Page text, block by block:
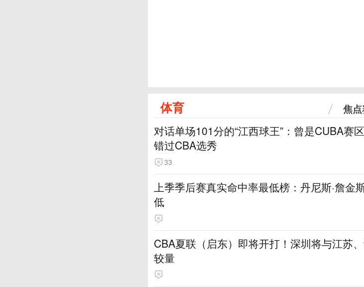
体育 焦
对话单场101分的“江西球王”：曾是CUBA赛
错过CBA选秀
33
上季季后赛真实命中率最低榜：丹尼斯·詹金
低
CBA夏联（启东）即将开打！深圳将与江苏
较量